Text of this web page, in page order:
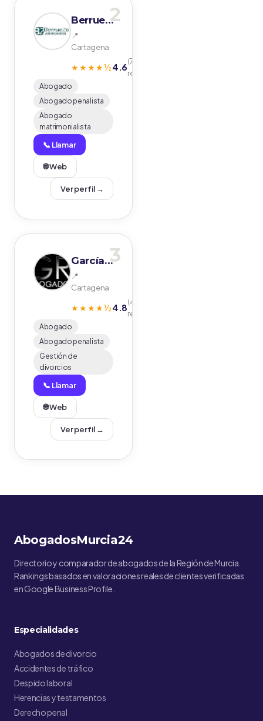
2
Berruezo Abogados
📍
Cartagena
★★★★½4.6(76
reseñas)
Abogado
Abogado penalista
Abogado
matrimonialista
📞 Llamar
🌐 Web
Ver perfil →
3
García Ramírez Abogados
📍
Cartagena
★★★★½4.8(42
reseñas)
Abogado
Abogado penalista
Gestión de
divorcios
📞 Llamar
🌐 Web
Ver perfil →
AbogadosMurcia24
Directorio y comparador de abogados de la Región de Murcia.
Rankings basados en valoraciones reales de clientes verificadas
en Google Business Profile.
Especialidades
Abogados de divorcio
Accidentes de tráfico
Despido laboral
Herencias y testamentos
Derecho penal